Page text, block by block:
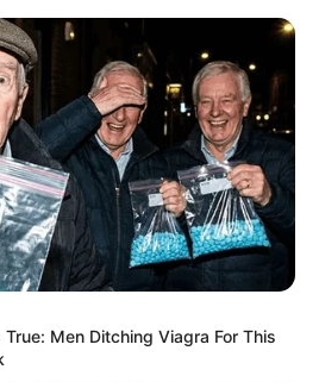
| live
MATRIMONY ENTERTAINMENT
ഡല്‍ഹി
Jan 16, 2016, 07:10 am IST
True: Men Ditching Viagra For This